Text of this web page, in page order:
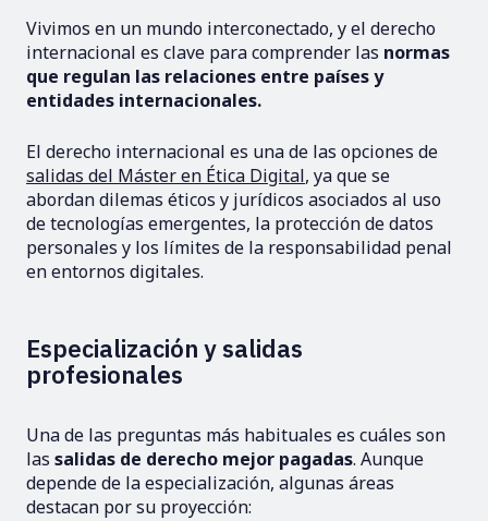
Vivimos en un mundo interconectado, y el derecho
internacional es clave para comprender las normas
que regulan las relaciones entre países y
entidades internacionales.
El derecho internacional es una de las opciones de
salidas del Máster en Ética Digital, ya que se
abordan dilemas éticos y jurídicos asociados al uso
de tecnologías emergentes, la protección de datos
personales y los límites de la responsabilidad penal
en entornos digitales.
Especialización y salidas
profesionales
Una de las preguntas más habituales es cuáles son
las salidas de derecho mejor pagadas. Aunque
depende de la especialización, algunas áreas
destacan por su proyección: